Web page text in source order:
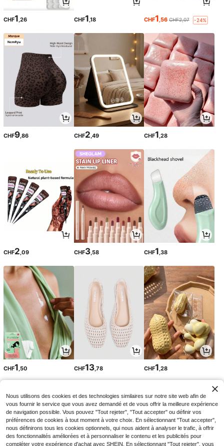
CHF1,26 CHF1,18 CHF1,56 CHF2,07 -24%
CHF9,86 CHF2,49 CHF1,28
CHF2 ,09 CHF3,58 CHF1 ,38
CHF1 ,50 CHF13,78 CHF1 ,28
Nous utilisons des cookies et des technologies similaires sur notre site web afin de
vous fournir le service que vous avez demandé et de vous offrir la meilleure expérience
de navigation possible. Vous pouvez "Tout rejeter", "Tout accepter" ou définir vos
préférences de cookies à tout moment à votre choix. En sélectionnant "Tout accepter",
nous définirons tous les cookies optionnels, qui nous aident à analyser le trafic, à offrir
des fonctionnalités améliorées et à personnaliser le contenu et les publicités pour
compléter votre expérience d'achat avec SHEIN. En sélectionnant "Tout rejeter", vous